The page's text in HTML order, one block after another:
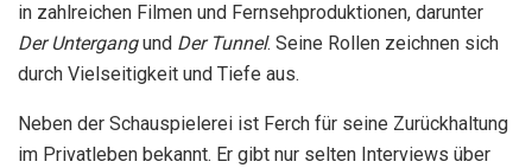
in zahlreichen Filmen und Fernsehproduktionen, darunter
Der Untergangund Der Tunnel. Seine Rollen zeichnen sich
durch Vielseitigkeit und Tiefe aus.
Neben der Schauspielerei ist Ferch für seine Zurückhaltung
im Privatleben bekannt. Er gibt nur selten Interviews über